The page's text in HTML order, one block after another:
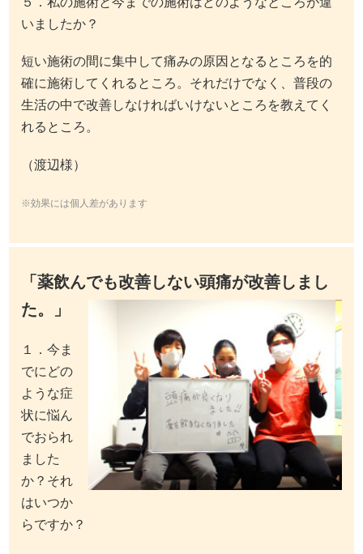
いましたか？
短い施術の間に集中して痛みの原因となるところを的
確に施術してくれるところ。それだけでなく、普段の
生活の中で改善しなければいけないところを教えてく
れるところ。
（渡辺様）
※効果には個人差があります
「薬飲んでも改善しない頭痛が改善しまし
た。」
１．今ま
でにどの
ような症
状に悩ん
でおられ
ました
か？それ
はいつか
らですか？